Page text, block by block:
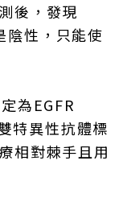
後，發現
陰性，只能使
為EGFR
特異性抗體標
相對棘手且用